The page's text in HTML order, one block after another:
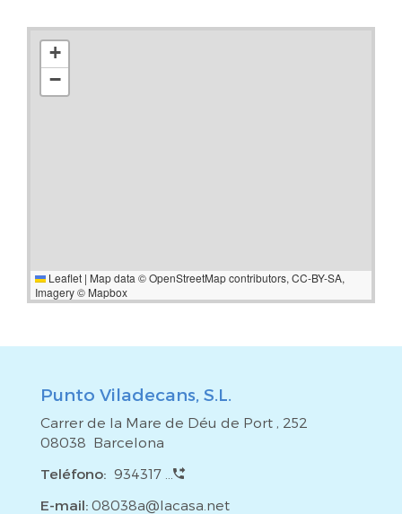
+
−
Leaflet | Map data ©OpenStreetMapcontributors, CC-BY-SA,
Imagery © Mapbox
Punto Viladecans, S.L.
Carrer de la Mare de Déu de Port , 252
08038 Barcelona
Teléfono: 934317 ...
E-mail: 08038a@lacasa.net